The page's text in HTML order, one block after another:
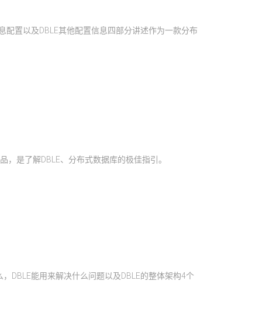
配置以及DBLE其他配置信息四部分讲述作为一款分布
，是了解DBLE、分布式数据库的极佳指引。
DBLE能用来解决什么问题以及DBLE的整体架构4个